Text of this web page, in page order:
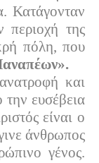
Κατάγονταν
της
πόλη, που
και
ευσέβεια
είναι ο
άνθρωπος
γένος.